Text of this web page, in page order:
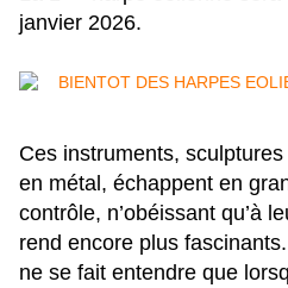
janvier 2026.
Ces instruments,
en métal, échappent en
contrôle, n’obéissant qu’à
rend encore plus
ne se fait entendre que